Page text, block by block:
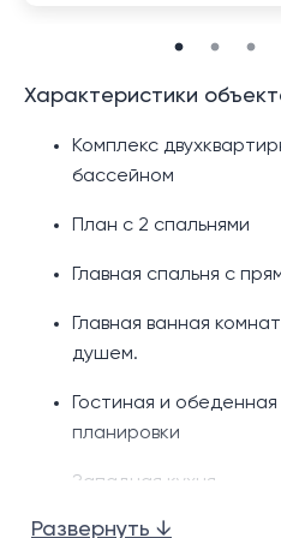
Характеристики
Комплекс
бассейном
План с 2 спальнями
Главная спальня с
Главная ванная
душем.
Гостиная и
планировки
Западная кухня
Частный бассейн
Развернуть ↓